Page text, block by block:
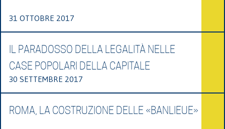
31 OTTOBRE 2017
IL PARADOSSO DELLA LEGALITÀ NELLE
CASE POPOLARI DELLA CAPITALE
30 SETTEMBRE 2017
ROMA, LA COSTRUZIONE DELLE «BANLIEUE»